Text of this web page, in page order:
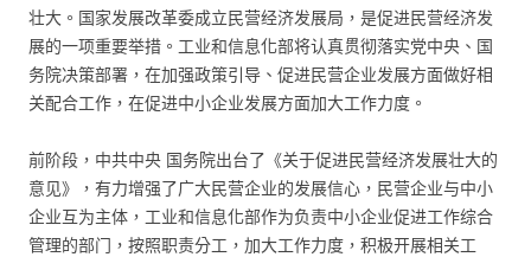
壮大。国家发展改革委成立民营经济发展局，是促进民营经济发
展的一项重要举措。工业和信息化部将认真贯彻落实党中央、国
务院决策部署，在加强政策引导、促进民营企业发展方面做好相
关配合工作，在促进中小企业发展方面加大工作力度。
前阶段，中共中央 国务院出台了《关于促进民营经济发展壮大的
意见》，有力增强了广大民营企业的发展信心，民营企业与中小
企业互为主体，工业和信息化部作为负责中小企业促进工作综合
管理的部门，按照职责分工，加大工作力度，积极开展相关工